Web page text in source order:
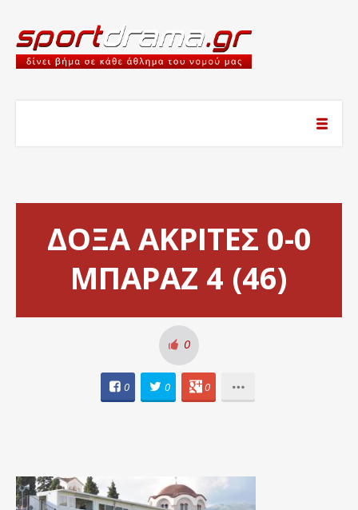
ΔΟΞΑ ΑΚΡΙΤΕΣ 0-0
ΜΠΑΡΑΖ 4 (46)
0
0 0 0